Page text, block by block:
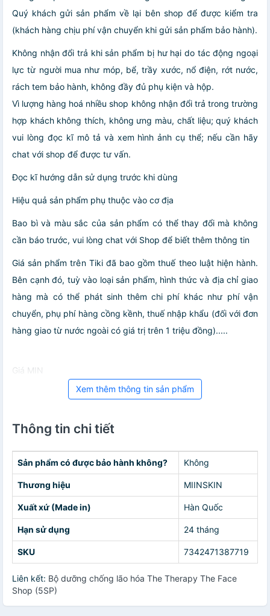
Quý khách gửi sản phẩm về lại bên shop để được kiểm tra
(khách hàng chịu phí vận chuyển khi gửi sản phẩm bảo hành).
Không nhận đổi trả khi sản phẩm bị hư hại do tác động ngoại
lực từ người mua như móp, bể, trầy xước, nổ điện, rớt nước,
rách tem bảo hành, không đầy đủ phụ kiện và hộp.
Vì lượng hàng hoá nhiều shop không nhận đổi trả trong trường
hợp khách không thích, không ưng màu, chất liệu; quý khách
vui lòng đọc kĩ mô tả và xem hình ảnh cụ thể; nếu cần hãy
chat với shop để được tư vấn.
Đọc kĩ hướng dẫn sử dụng trước khi dùng
Hiệu quả sản phẩm phụ thuộc vào cơ địa
Bao bì và màu sắc của sản phẩm có thể thay đổi mà không
cần báo trước, vui lòng chat với Shop để biết thêm thông tin
Giá sản phẩm trên Tiki đã bao gồm thuế theo luật hiện hành.
Bên cạnh đó, tuỳ vào loại sản phẩm, hình thức và địa chỉ giao
hàng mà có thể phát sinh thêm chi phí khác như phí vận
chuyển, phụ phí hàng cồng kềnh, thuế nhập khẩu (đối với đơn
hàng giao từ nước ngoài có giá trị trên 1 triệu đồng).....
Giá MIN
Xem thêm thông tin sản phẩm
Thông tin chi tiết
Sản phẩm có được bảo hành không? Không
Thương hiệu MIINSKIN
Xuất xứ (Made in) Hàn Quốc
Hạn sử dụng 24 tháng
SKU 7342471387719
Liên kết: Bộ dưỡng chống lão hóa The Therapy The Face
Shop (5SP)